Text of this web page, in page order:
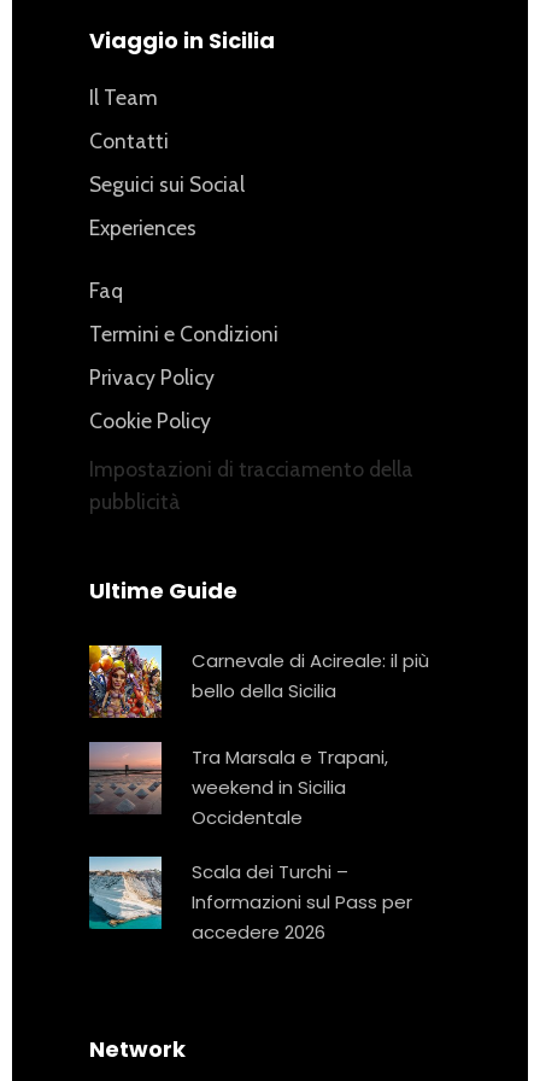
Viaggio in Sicilia
Il Team
Contatti
Seguici sui Social
Experiences
Faq
Termini e Condizioni
Privacy Policy
Cookie Policy
Impostazioni di tracciamento della
pubblicità
Ultime Guide
Carnevale di Acireale: il più
bello della Sicilia
Tra Marsala e Trapani,
weekend in Sicilia
Occidentale
Scala dei Turchi –
Informazioni sul Pass per
accedere 2026
Network